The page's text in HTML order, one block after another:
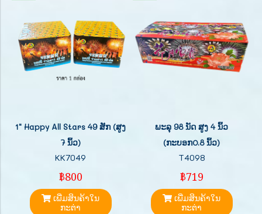
1" Happy All Stars 49 ສັກ (ສູງ
7 ນິ້ວ)
KK7049
฿800
ເພີ່ມສິນຄ້າໃນ
ກະຕ່າ
ພະລຸ 98 ນັດ ສູງ 4 ນິ້ວ
(ກະບອກ0.8 ນິ້ວ)
T4098
฿719
ເພີ່ມສິນຄ້າໃນ
ກະຕ່າ